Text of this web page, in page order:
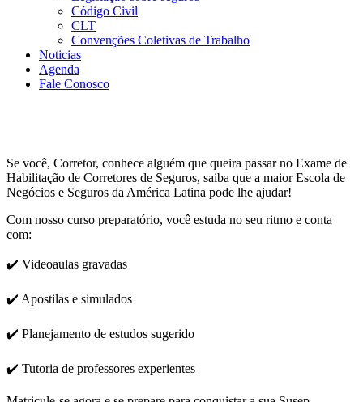
Código Civil
CLT
Convenções Coletivas de Trabalho
Noticias
Agenda
Fale Conosco
Se você, Corretor, conhece alguém que queira passar no Exame de
Habilitação de Corretores de Seguros, saiba que a maior Escola de
Negócios e Seguros da América Latina pode lhe ajudar!
Com nosso curso preparatório, você estuda no seu ritmo e conta
com:
✔️ Videoaulas gravadas
✔️ Apostilas e simulados
✔️ Planejamento de estudos sugerido
✔️ Tutoria de professores experientes